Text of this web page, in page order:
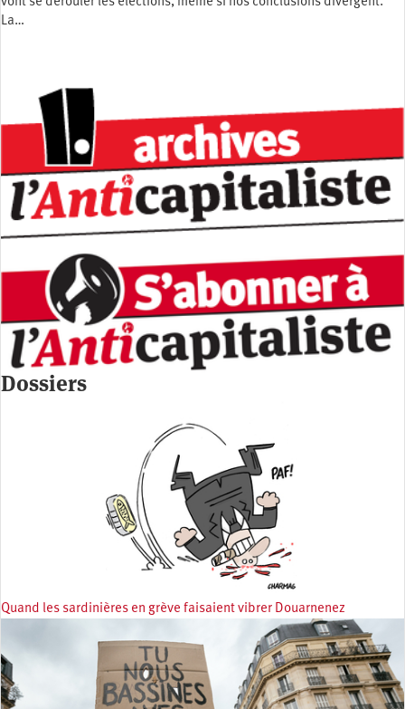
La…
Dossiers
Quand les sardinières en grève faisaient vibrer Douarnenez